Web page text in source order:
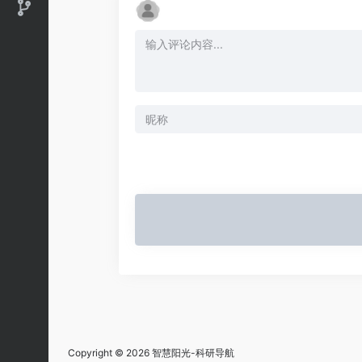
Copyright © 2026 智慧阳光-科研导航